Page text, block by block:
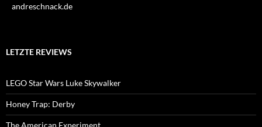
andreschnack.de
LETZTE REVIEWS
LEGO Star Wars Luke Skywalker
Honey Trap: Derby
The American Experiment